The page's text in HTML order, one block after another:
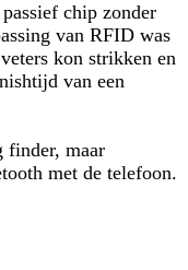
chip zonder
van RFID was
kon strikken en
van een
finder, maar
met de telefoon.